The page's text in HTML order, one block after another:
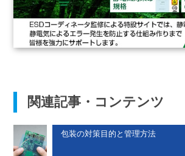
関連記事・コンテンツ
包装の対策目的と管理方法